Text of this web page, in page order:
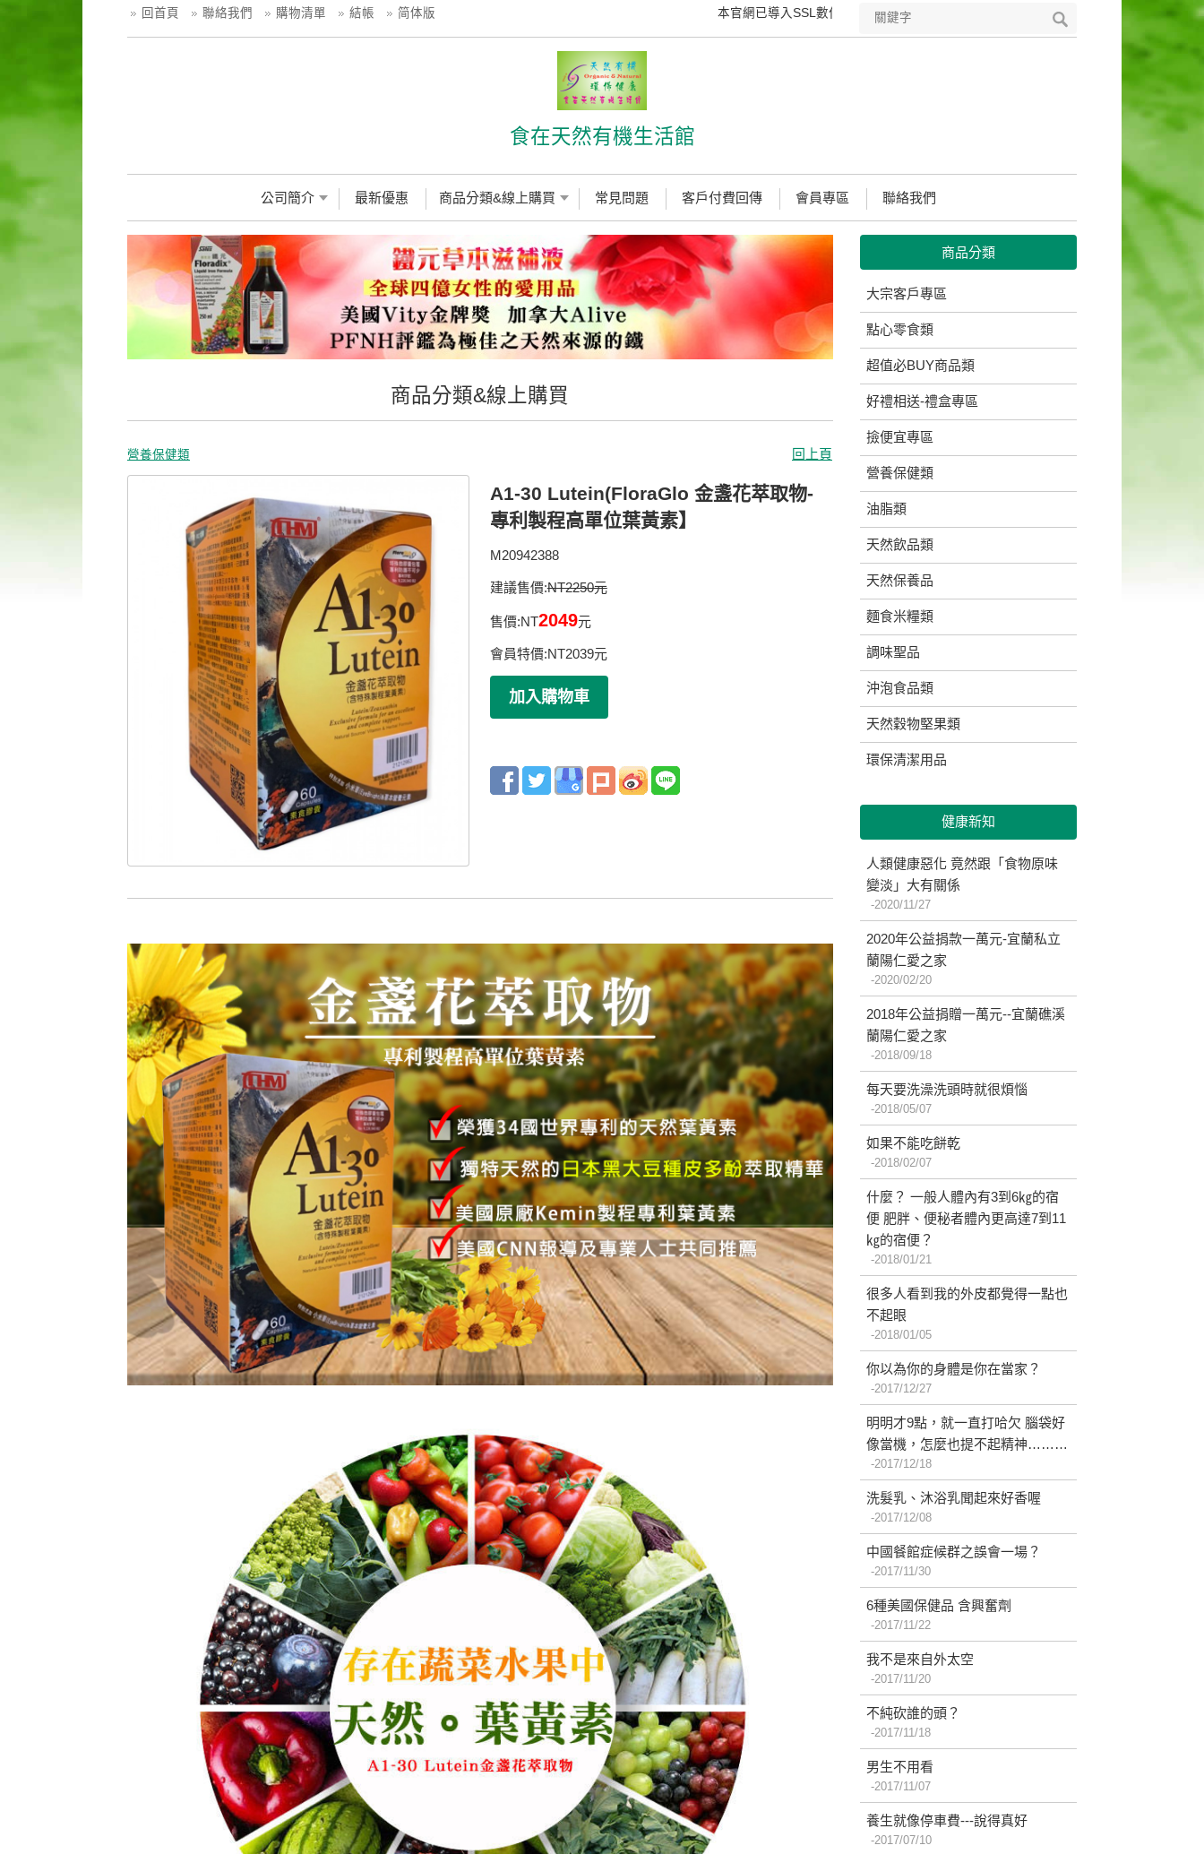
回首頁 聯絡我們 購物清單 結帳 简体版 本官網已導入SSL數位憑證，符合國際安全標準的PKI技術，可完整保護您所輸入所有資料之
食在天然有機生活館
公司簡介 最新優惠 商品分類&線上購買 常見問題 客戶付費回傳 會員專區 聯絡我們
商品分類&線上購買
營養保健類 回上頁
A1-30 Lutein(FloraGlo 金盞花萃取物-
專利製程高單位葉黃素】
M20942388
建議售價:NT2250元
售價:NT2049元
會員特價:NT2039元
商品分類
大宗客戶專區
點心零食類
超值必BUY商品類
好禮相送-禮盒專區
撿便宜專區
營養保健類
油脂類
天然飲品類
天然保養品
麵食米糧類
調味聖品
沖泡食品類
天然穀物堅果類
環保清潔用品
健康新知
人類健康惡化 竟然跟「食物原味
變淡」大有關係
2020/11/27
2020年公益捐款一萬元-宜蘭私立
蘭陽仁愛之家
2020/02/20
2018年公益捐贈一萬元--宜蘭礁溪
蘭陽仁愛之家
2018/09/18
每天要洗澡洗頭時就很煩惱
2018/05/07
如果不能吃餅乾
2018/02/07
什麼？ 一般人體內有3到6㎏的宿
便 肥胖、便秘者體內更高達7到11
㎏的宿便？
2018/01/21
很多人看到我的外皮都覺得一點也
不起眼
2018/01/05
你以為你的身體是你在當家？
2017/12/27
明明才9點，就一直打哈欠 腦袋好
像當機，怎麼也提不起精神………
2017/12/18
洗髮乳、沐浴乳聞起來好香喔
2017/12/08
中國餐館症候群之誤會一場？
2017/11/30
6種美國保健品 含興奮劑
2017/11/22
我不是來自外太空
2017/11/20
不純砍誰的頭？
2017/11/18
男生不用看
2017/11/07
養生就像停車費---說得真好
2017/07/10